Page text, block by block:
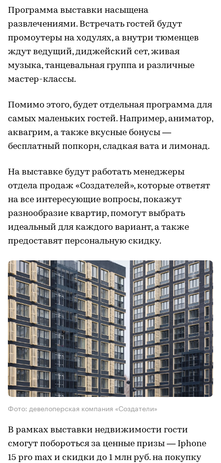
Программа выставки насыщена
развлечениями. Встречать гостей будут
промоутеры на ходулях, а внутри тюменцев
ждут ведущий, диджейский сет, живая
музыка, танцевальная группа и различные
мастер-классы.
Помимо этого, будет отдельная программа для
самых маленьких гостей. Например, аниматор,
аквагрим, а также вкусные бонусы —
бесплатный попкорн, сладкая вата и лимонад.
На выставке будут работать менеджеры
отдела продаж «Создателей», которые ответят
на все интересующие вопросы, покажут
разнообразие квартир, помогут выбрать
идеальный для каждого вариант, а также
предоставят персональную скидку.
Фото: девелоперская компания «Создатели»
В рамках выставки недвижимости гости
смогут побороться за ценные призы — Iphone
15 pro max и скидки до 1 млн руб. на покупку